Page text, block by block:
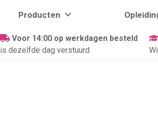
Producten
Voor 14:00 op werkdagen besteld
is dezelfde dag verstuurd